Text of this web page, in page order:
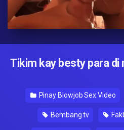
Tikim kay besty para di
Pinay Blowjob Sex Video
Bembang.tv